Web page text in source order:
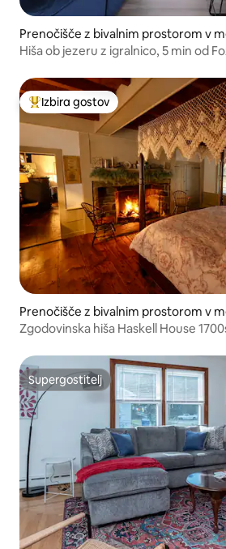
Prenočišče z bivalnim prostorom v
n
Hiša ob jezeru z igralnico, 5 min od
Najbolj priljubljena prenočišča z
Izbira gostov
Prenočišče z bivalnim prostorom v
Zgodovinska hiša Haskell House
Supergostitelj
Supergostitelj